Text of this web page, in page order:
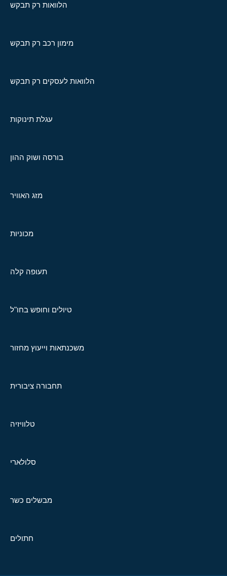
הלוואות רק תבקש
מימון רכב רק תבקש
הלוואות לעסקים רק תבקש
עגלת תינוקות
בורסה ושוק ההון
מזג האוויר
מכוניות
תעופה קלה
טיולים וחופש בחו"ל
משכנתאות וייעוץ מחזור
תחבורה ציבורית
טלוויזיה
סלולארי
מבשלים כשר
חתולים